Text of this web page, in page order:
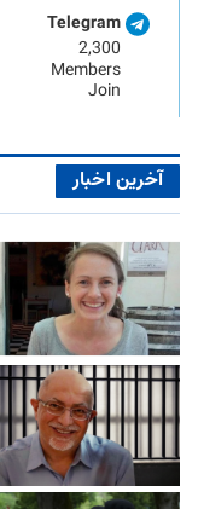
Telegram
2,300
Members
Join
آخرین اخبار